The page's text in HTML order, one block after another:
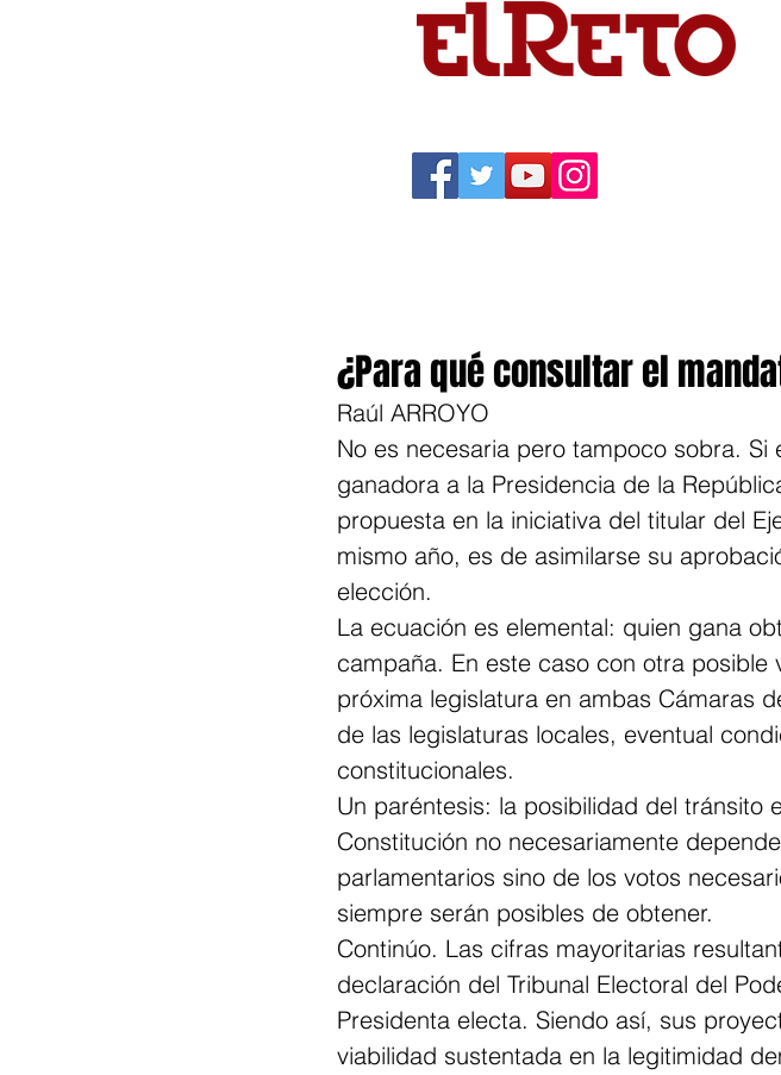
¿Para qué consultar el
Raúl ARROYO
No es necesaria pero tampoco sobra.
ganadora a la Presidencia de la
propuesta en la iniciativa del titular del
mismo año, es de asimilarse su
elección.
La ecuación es elemental: quien gana
campaña. En este caso con otra
próxima legislatura en ambas Cámaras
de las legislaturas locales, eventual
constitucionales.
Un paréntesis: la posibilidad del tránsito
Constitución no necesariamente
parlamentarios sino de los votos
siempre serán posibles de obtener.
Continúo. Las cifras mayoritarias
declaración del Tribunal Electoral del
Presidenta electa. Siendo así, sus
viabilidad sustentada en la legitimidad